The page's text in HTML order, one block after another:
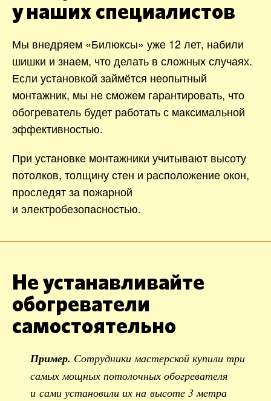
у наших специалистов
Мы внедряем «Билюксы» уже 12 лет, набили
шишки и знаем, что делать в сложных случаях.
Если установкой займётся неопытный
монтажник, мы не сможем гарантировать, что
обогреватель будет работать с максимальной
эффективностью.
При установке монтажники учитывают высоту
потолков, толщину стен и расположение окон,
проследят за пожарной
и электробезопасностью.
Не устанавливайте
обогреватели
самостоятельно
Пример. Сотрудники мастерской купили три
самых мощных потолочных обогревателя
и сами установили их на высоте 3 метра